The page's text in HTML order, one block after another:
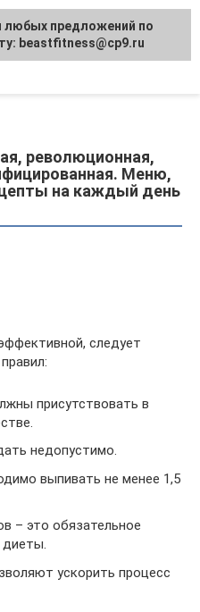
революционная,
Меню,
на каждый день
следует
присутствовать в
недопустимо.
выпивать не менее 1,5
– это обязательное
диеты.
ускорить процесс
любых предложений по
beastfitness@cp9.ru